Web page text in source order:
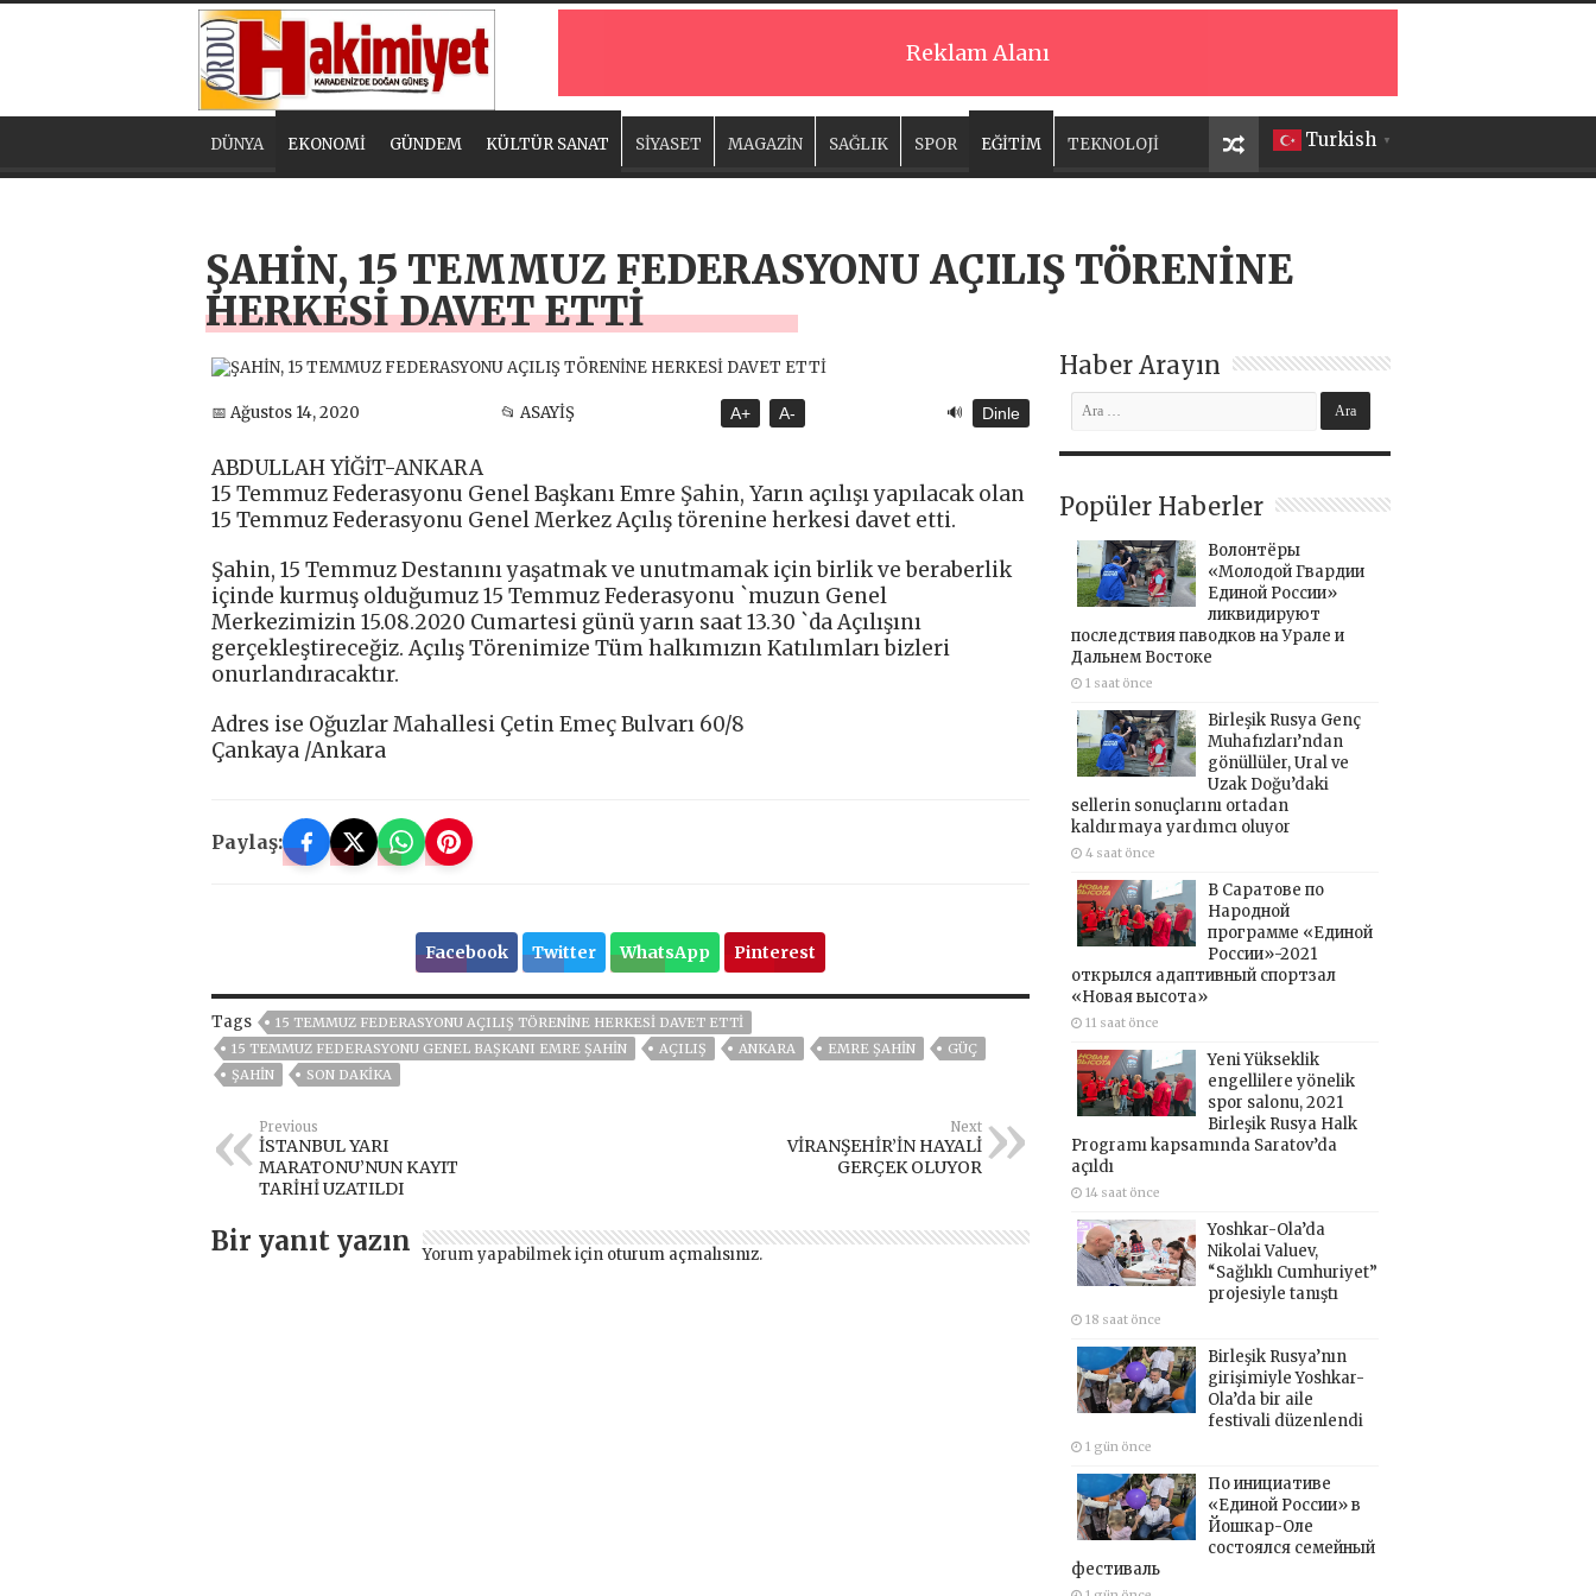
Reklam Alanı
Turkish ▼
DÜNYA EKONOMİ GÜNDEM KÜLTÜR SANAT SİYASET MAGAZİN SAĞLIK SPOR EĞİTİM TEKNOLOJİ
ŞAHİN, 15 TEMMUZ FEDERASYONU AÇILIŞ TÖRENİNE
HERKESİ DAVET ETTİ
📅 Ağustos 14, 2020 📂 ASAYİŞ A+ A- 🔊 Dinle
ABDULLAH YİĞİT-ANKARA
15 Temmuz Federasyonu Genel Başkanı Emre Şahin, Yarın açılışı yapılacak olan
15 Temmuz Federasyonu Genel Merkez Açılış törenine herkesi davet etti.
Şahin, 15 Temmuz Destanını yaşatmak ve unutmamak için birlik ve beraberlik
içinde kurmuş olduğumuz 15 Temmuz Federasyonu `muzun Genel
Merkezimizin 15.08.2020 Cumartesi günü yarın saat 13.30 `da Açılışını
gerçekleştireceğiz. Açılış Törenimize Tüm halkımızın Katılımları bizleri
onurlandıracaktır.
Adres ise Oğuzlar Mahallesi Çetin Emeç Bulvarı 60/8
Çankaya /Ankara
Paylaş:
Facebook Twitter WhatsApp Pinterest
Tags
15 TEMMUZ FEDERASYONU AÇILIŞ TÖRENİNE HERKESİ DAVET ETTİ
15 TEMMUZ FEDERASYONU GENEL BAŞKANI EMRE ŞAHIN
AÇILIŞ ANKARA EMRE ŞAHIN
GÜÇ
ŞAHİN
SON DAKIKA
Previous
İSTANBUL YARI
MARATONU’NUN KAYIT
TARİHİ UZATILDI
Next
VİRANŞEHİR’İN HAYALİ
GERÇEK OLUYOR
Bir yanıt yazın Yorum yapabilmek için oturum açmalısınız.
Haber Arayın
Popüler Haberler
Волонтёры
«Молодой Гвардии
Единой России»
ликвидируют
последствия паводков на Урале и
Дальнем Востоке
1 saat önce
Birleşik Rusya Genç
Muhafızları’ndan
gönüllüler, Ural ve
Uzak Doğu’daki
sellerin sonuçlarını ortadan
kaldırmaya yardımcı oluyor
4 saat önce
В Саратове по
Народной
программе «Единой
России»-2021
открылся адаптивный спортзал
«Новая высота»
11 saat önce
Yeni Yükseklik
engellilere yönelik
spor salonu, 2021
Birleşik Rusya Halk
Programı kapsamında Saratov’da
açıldı
14 saat önce
Yoshkar-Ola’da
Nikolai Valuev,
“Sağlıklı Cumhuriyet”
projesiyle tanıştı
18 saat önce
Birleşik Rusya’nın
girişimiyle Yoshkar-
Ola’da bir aile
festivali düzenlendi
1 gün önce
По инициативе
«Единой России» в
Йошкар-Оле
состоялся семейный
фестиваль